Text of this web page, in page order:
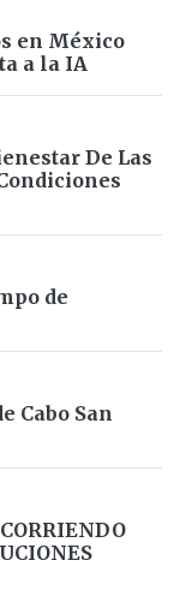
en México
a la IA
De Las
de
Cabo San